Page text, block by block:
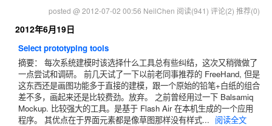
posted @ 2012-07-02 00:56 NeilChen 阅读(941) 评论(2) 推荐(0)
2012年6月19日
Select prototyping tools
摘要： 每次系统建模时该选择什么工具总有些纠结，这次又稍微做了
一点尝试和调研。 前几天试了一下以前老同事推荐的 FreeHand, 但是
这东西还是画图功能多于直接的建模，跟一个原始的铅笔+白纸的组合
差不多，画起来还是比较费劲。放弃。 之前曾经用过一下 Balsamiq
Mockup. 比较强大的工具。是基于 Flash Air 在本机生成的一个应用
程序。 其优点在于界面元素都是像草图那样没有样式... 阅读全文